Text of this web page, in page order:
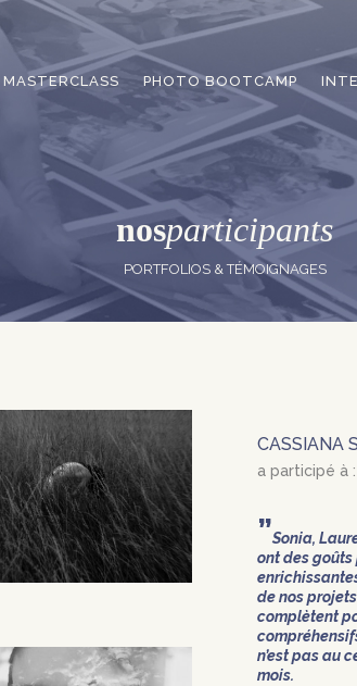
MASTERCLASS PHOTO BOOTCAMP
nosparticipants
PORTFOLIOS & TÉMOIGNAGES
CASSIANA
a participé à
”Sonia,
ont des
de nos
complètent
n’est pas au
mois.